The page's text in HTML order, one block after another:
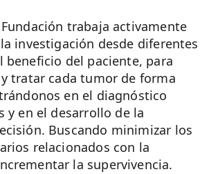
trabaja activamente
investigación desde diferentes
beneficio del paciente, para
tratar cada tumor de forma
en el diagnóstico
y en el desarrollo de la
Buscando minimizar los
relacionados con la
la supervivencia.